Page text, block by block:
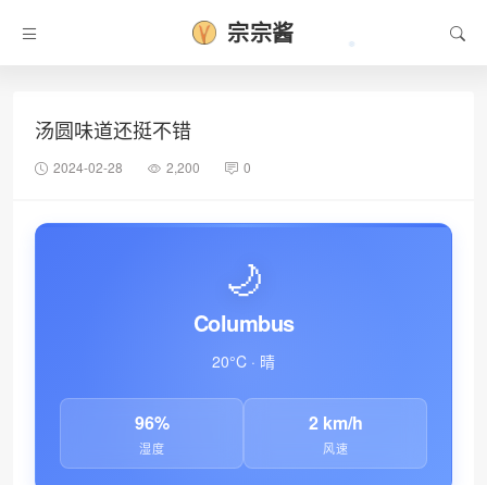
宗宗酱
汤圆味道还挺不错
2024-02-28 2,200 0
🌙
Columbus
20°C · 晴
96%
湿度
2 km/h
风速